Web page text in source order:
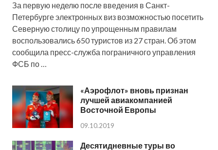
За первую неделю после введения в Санкт-
Петербурге электронных виз возможностью посетить
Северную столицу по упрощенным правилам
воспользовались 650 туристов из 27 стран. Об этом
сообщила пресс-служба пограничного управления
ФСБ по …
«Аэрофлот» вновь признан
лучшей авиакомпанией
Восточной Европы
09.10.2019
Десятидневные туры во